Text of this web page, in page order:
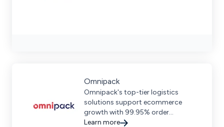
Omnipack
Omnipack's top-tier logistics
solutions support ecommerce
growth with 99.95% order
accuracy and seamless cross-
Learn more